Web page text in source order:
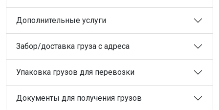
Дополнительные услуги
Забор/доставка груза с адреса
Упаковка грузов для перевозки
Документы для получения грузов